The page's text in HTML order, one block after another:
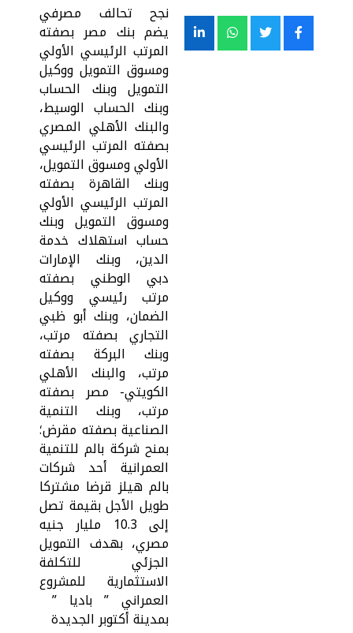
نجح تحالف مصرفي
يضم بنك مصر بصفته
المرتب الرئيسي الأولي
ومسوق التمويل ووكيل
التمويل وبنك الحساب
وبنك الحساب الوسيط،
والبنك الأهلي المصري
بصفته المرتب الرئيسي
الأولي ومسوق التمويل،
وبنك القاهرة بصفته
المرتب الرئيسي الأولي
ومسوق التمويل وبنك
حساب استهلاك خدمة
الدين، وبنك الإمارات
دبي الوطني بصفته
مرتب رئيسي ووكيل
الضمان، وبنك أبو ظبي
التجاري بصفته مرتب،
وبنك البركة بصفته
مرتب، والبنك الأهلي
الكويتي- مصر بصفته
مرتب، وبنك التنمية
الصناعية بصفته مقرض؛
بمنح شركة بالم للتنمية
العمرانية أحد شركات
بالم هيلز قرضا مشتركا
طويل الأجل بقيمة تصل
إلى 10.3 مليار جنيه
مصري، بهدف التمويل
الجزئي للتكلفة
الاستثمارية للمشروع
العمراني ” باديا ”
بمدينة أكتوبر الجديدة